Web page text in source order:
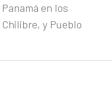
en los
y Pueblo